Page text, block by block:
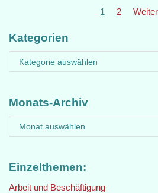
1 2
Kategorien
Monats-Archiv
Einzelthemen:
Arbeit und Beschäftigung